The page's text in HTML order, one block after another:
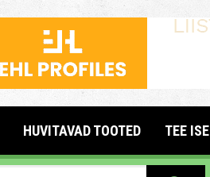
HUVITAVAD TOOTED TEE ISE